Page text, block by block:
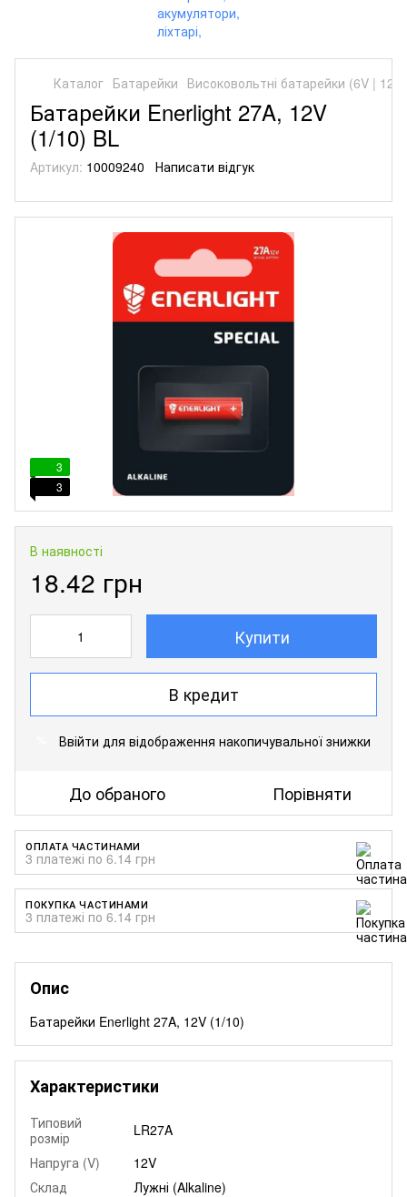
Каталог Батарейки Високовольтні батарейки (6V | 12V)
Батарейки Enerlight 27A, 12V
(1/10) BL
Артикул: 10009240 Написати відгук
3
3
В наявності
18.42 грн
Купити
В кредит
Ввійти для відображення накопичувальної знижки
До обраного Порівняти
ОПЛАТА ЧАСТИНАМИ
3 платежі по 6.14 грн
ПОКУПКА ЧАСТИНАМИ
3 платежі по 6.14 грн
Опис
Батарейки Enerlight 27A, 12V (1/10)
Характеристики
Типовий
розмір
LR27A
Напруга (V)
12V
Склад
Лужні (Alkaline)